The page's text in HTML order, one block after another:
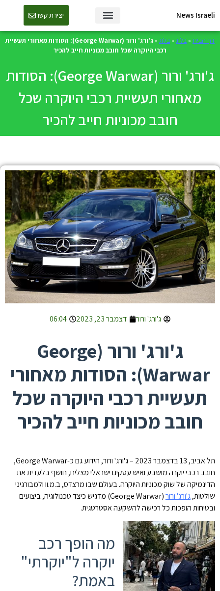
News Israeli יצירת קשר
דף הבית » בלוג » בלוג »
ג'ורג' ורור (George Warwar): הסודות מאחורי תעשיית
רכבי היוקרה שכל חובב מכוניות חייב להכיר
ג'ורג' ורור (George Warwar): הסודות
מאחורי תעשיית רכבי היוקרה שכל
חובב מכוניות חייב להכיר
ג'ורג' ורור דצמבר 23, 2023 06:04
ג'ורג' ורור (George
Warwar): הסודות מאחורי
תעשיית רכבי היוקרה שכל
חובב מכוניות חייב להכיר
תל אביב, 13 בדצמבר 2023 – ג'ורג' ורור, הידוע גם כ-George Warwar,
חובב רכבי יוקרה מושבע ואיש עסקים ישראלי מצליח, חושף בלעדית את
הדינמיקה של שוק מכוניות היוקרה. בעולם שבו מרצדס, ב.מ.וו ולמבורגיני
שולטות,ג'ורג' ורור
(George Warwar) מדגיש כיצד טכנולוגיה, ביצועים
ובטיחות הופכות כל רכישה להשקעה אסטרטגית.
מה הופך רכב
יוקרה ל"יוקרתי"
באמת?